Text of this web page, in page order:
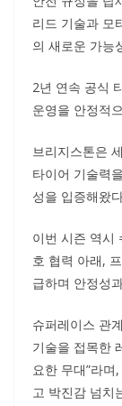
리드 기술과 모
의 새로운 가능
2년 연속 공식
운영을 안정적
브리지스톤은
타이어 기술력
성을 입증해왔
이번 시즌 역시
호 협력 아래,
급하며 안정성
슈퍼레이스 관
기술을 접목한
요한 무대”라며
고 박진감 넘치